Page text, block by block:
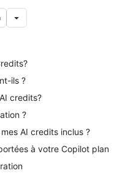
ils ?
credits?
?
AI credits inclus ?
à votre Copilot plan